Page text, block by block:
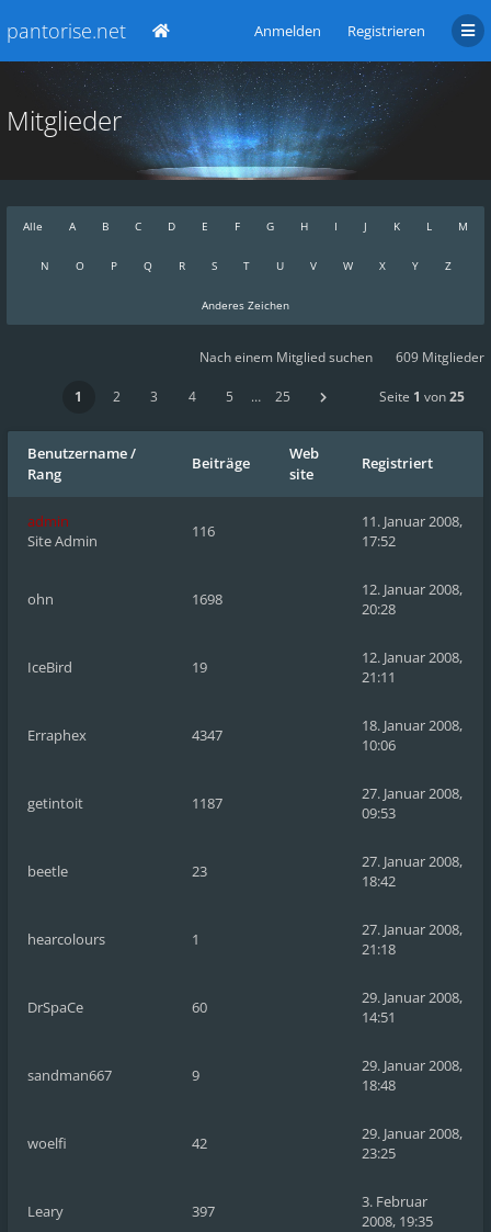
pantorise.net Anmelden Registrieren
Mitglieder
Alle A B C D E F G H I J K L M
N O P Q R S T U V W X Y Z
Anderes Zeichen
Nach einem Mitglied suchen 609 Mitglieder
1 2 3 4 5 … 25 Seite 1 von25
Benutzername/
Rang
Beiträge
Web
site
Registriert
admin
Site Admin
116
11. Januar 2008,
17:52
ohn 1698
12. Januar 2008,
20:28
IceBird 19
12. Januar 2008,
21:11
Erraphex 4347
18. Januar 2008,
10:06
getintoit 1187
27. Januar 2008,
09:53
beetle 23
27. Januar 2008,
18:42
hearcolours 1
27. Januar 2008,
21:18
DrSpaCe 60
29. Januar 2008,
14:51
sandman667 9
29. Januar 2008,
18:48
woelfi 42
29. Januar 2008,
23:25
Leary 397
3. Februar
2008, 19:35